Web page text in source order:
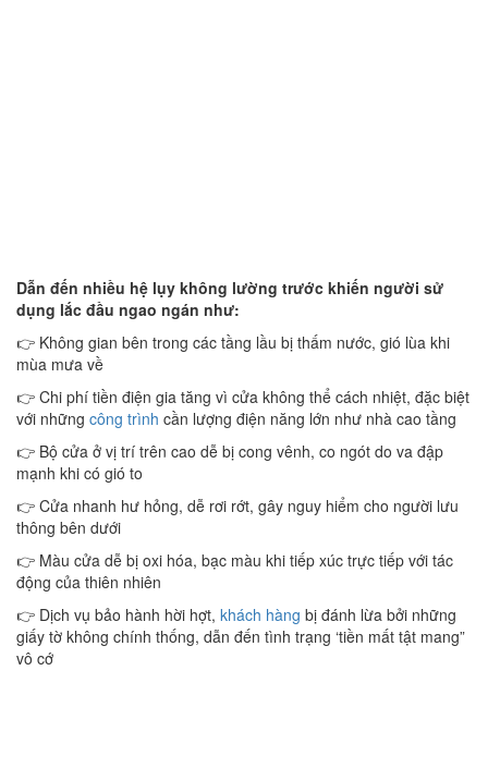
Dẫn đến nhiều hệ lụy không lường trước khiến người sử
dụng lắc đầu ngao ngán như:
👉 Không gian bên trong các tầng lầu bị thấm nước, gió lùa khi
mùa mưa về
👉 Chi phí tiền điện gia tăng vì cửa không thể cách nhiệt, đặc biệt
với những công trình cần lượng điện năng lớn như nhà cao tầng
👉 Bộ cửa ở vị trí trên cao dễ bị cong vênh, co ngót do va đập
mạnh khi có gió to
👉 Cửa nhanh hư hỏng, dễ rơi rớt, gây nguy hiểm cho người lưu
thông bên dưới
👉 Màu cửa dễ bị oxi hóa, bạc màu khi tiếp xúc trực tiếp với tác
động của thiên nhiên
👉 Dịch vụ bảo hành hời hợt, khách hàng bị đánh lừa bởi những
giấy tờ không chính thống, dẫn đến tình trạng ‘tiền mất tật mang”
vô cớ